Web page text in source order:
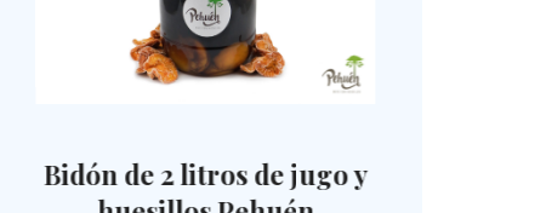
Bidón de 2 litros de jugo y